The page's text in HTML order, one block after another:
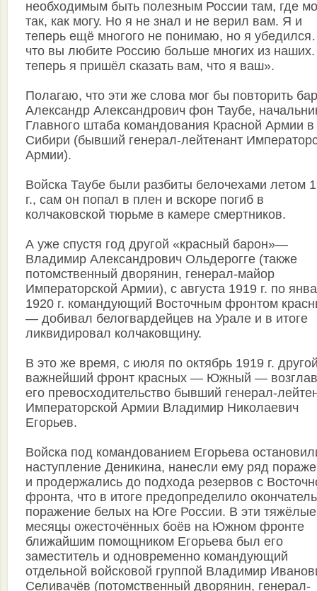
необходимым быть полезным России там, где
так, как могу. Но я не знал и не верил вам. Я и
теперь ещё многого не понимаю, но я
что вы любите Россию больше многих из
теперь я пришёл сказать вам, что я ваш».
Полагаю, что эти же слова мог бы повторить
Александр Александрович фон Таубе,
Главного штаба командования Красной Армии в
Сибири (бывший генерал-лейтенант
Армии).
Войска Таубе были разбиты белочехами летом
г., сам он попал в плен и вскоре погиб в
колчаковской тюрьме в камере смертников.
А уже спустя год другой «красный барон»—
Владимир Александрович Ольдерогге (также
потомственный дворянин, генерал-майор
Императорской Армии), с августа 1919 г. по
1920 г. командующий Восточным фронтом
— добивал белогвардейцев на Урале и в итоге
ликвидировал колчаковщину.
В это же время, с июля по октябрь 1919 г.
важнейший фронт красных — Южный —
его превосходительство бывший генерал-
Императорской Армии Владимир Николаевич
Егорьев.
Войска под командованием Егорьева
наступление Деникина, нанесли ему ряд
и продержались до подхода резервов с
фронта, что в итоге предопределило
поражение белых на Юге России. В эти тяжёлые
месяцы ожесточённых боёв на Южном фронте
ближайшим помощником Егорьева был его
заместитель и одновременно командующий
отдельной войсковой группой Владимир
Селивачёв (потомственный дворянин, генерал-